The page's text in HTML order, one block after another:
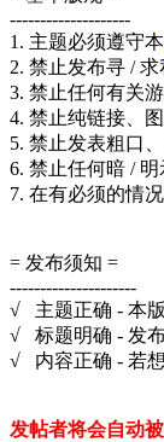
--------------------
1. 主题必须遵守本
2. 禁止发布寻 /
3. 禁止任何有关
4. 禁止纯链接、
5. 禁止发表粗口
6. 禁止任何暗 /
7. 在有必须的情
= 发布须知 =
---------------------
√ 主题正确 - 本
√ 标题明确 - 发
√ 内容正确 - 若
发帖者将会自动